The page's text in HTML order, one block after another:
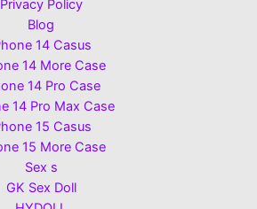
Privacy Policy
Blog
14 Casus
14 More Case
14 Pro Case
14 Pro Max Case
15 Casus
15 More Case
Sex s
GK Sex Doll